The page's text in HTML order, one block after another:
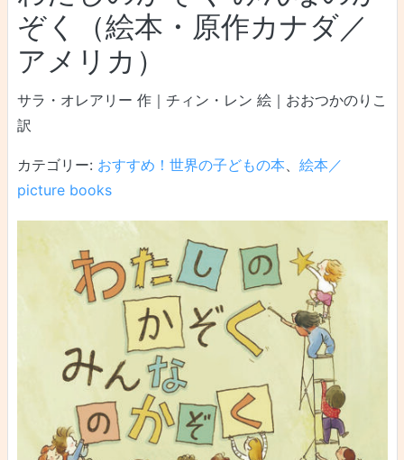
ぞく（絵本・原作カナダ／
アメリカ）
サラ・オレアリー 作｜チィン・レン 絵｜おおつかのりこ
訳
カテゴリー: おすすめ！世界の子どもの本、 絵本／
picture books